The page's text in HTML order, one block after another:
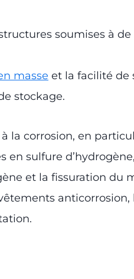
soumises à
masse et la facilité de
stockage.
corrosion, en
en sulfure
et la fissuration du